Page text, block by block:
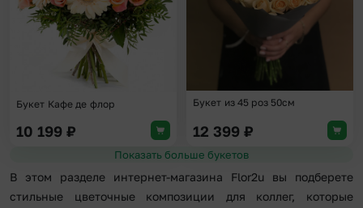
Букет Кафе де флор
10 199 ₽
Букет из 45 роз 50см
12 399 ₽
Показать больше букетов
В этом разделе интернет-магазина Flor2u вы подберете
стильные цветочные композиции для коллег, которые